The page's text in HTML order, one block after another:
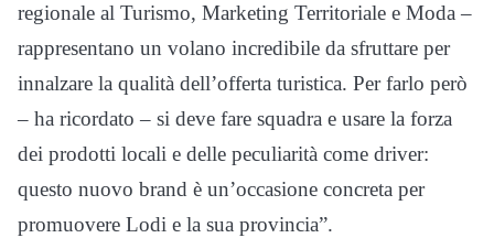
regionale al Turismo, Marketing Territoriale e Moda –
rappresentano un volano incredibile da sfruttare per
innalzare la qualità dell’offerta turistica. Per farlo però
– ha ricordato – si deve fare squadra e usare la forza
dei prodotti locali e delle peculiarità come driver:
questo nuovo brand è un’occasione concreta per
promuovere Lodi e la sua provincia”.